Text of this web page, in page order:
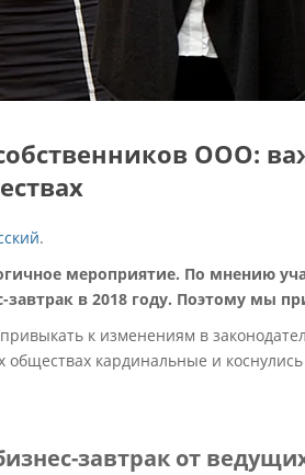
ООО:
.
мероприятие. По мнению
в 2018 году. Поэтому мы
к изменениям в
обществах кардинальные и
завтрак от